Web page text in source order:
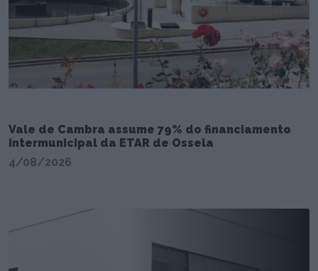
Vale de Cambra assume 79% do financiamento
intermunicipal da ETAR de Ossela
4/08/2026